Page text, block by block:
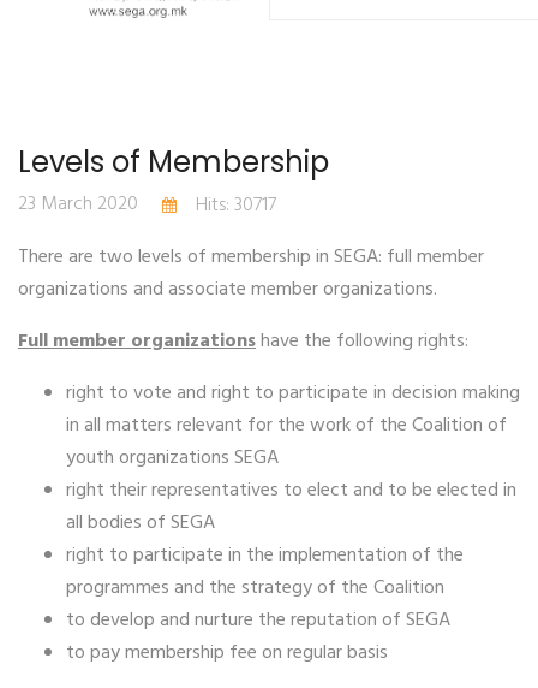
Levels of Membership
23 March 2020
Hits: 30717
There are two levels of membership in SEGA: full member
organizations and associate member organizations.
Full member organizationshave the following rights:
right to vote and right to participate in decision making
in all matters relevant for the work of the Coalition of
youth organizations SEGA
right their representatives to elect and to be elected in
all bodies of SEGA
right to participate in the implementation of the
programmes and the strategy of the Coalition
to develop and nurture the reputation of SEGA
to pay membership fee on regular basis